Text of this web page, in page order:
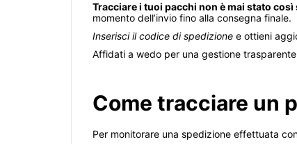
Tracciare i tuoi pacchi non è mai stato così
momento dell’invio fino alla consegna finale.
Inserisci il codice di spedizione e ottieni
Affidati a wedo per una gestione
Come tracciare un
Per monitorare una spedizione effettuata